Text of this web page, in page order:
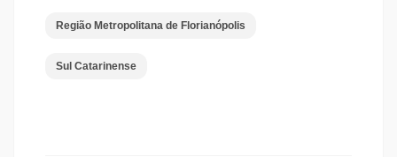
Região Metropolitana de Florianópolis
Sul Catarinense